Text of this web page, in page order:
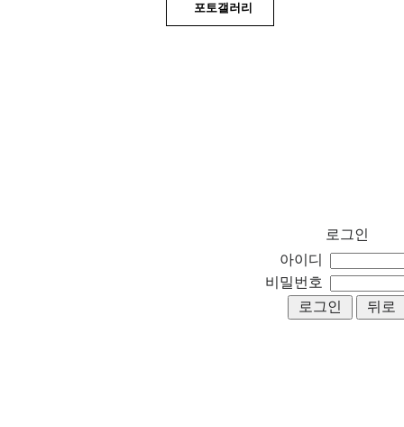
포토갤러리
로그인
아이디
비밀번호